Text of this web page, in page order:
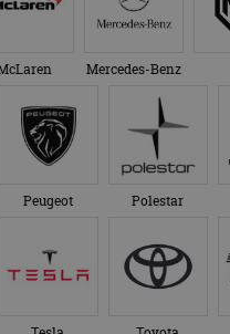
Mercedes-Benz
Peugeot Polestar